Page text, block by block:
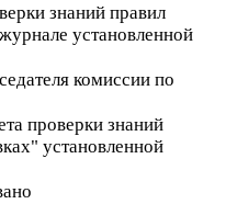
знаний правил
установленной
комиссии по
проверки знаний
установленной